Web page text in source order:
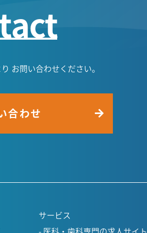
お問い合わせください。
合わせ
サービス